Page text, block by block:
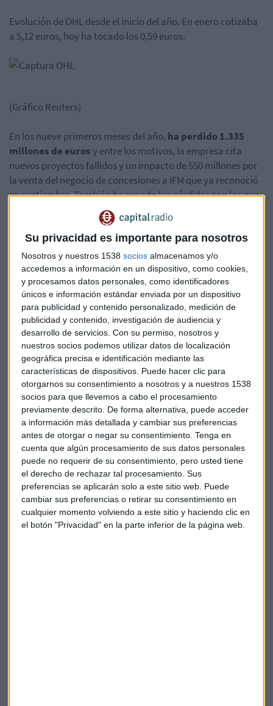
Su privacidad es importante para nosotros
Nosotros y nuestros 1538 socios almacenamos y/o
accedemos a información en un dispositivo, como cookies,
y procesamos datos personales, como identificadores
únicos e información estándar enviada por un dispositivo
para publicidad y contenido personalizado, medición de
publicidad y contenido, investigación de audiencia y
desarrollo de servicios. Con su permiso, nosotros y
nuestros socios podemos utilizar datos de localización
geográfica precisa e identificación mediante las
características de dispositivos. Puede hacer clic para
otorgarnos su consentimiento a nosotros y a nuestros 1538
socios para que llevemos a cabo el procesamiento
previamente descrito. De forma alternativa, puede acceder
a información más detallada y cambiar sus preferencias
antes de otorgar o negar su consentimiento. Tenga en
cuenta que algún procesamiento de sus datos personales
puede no requerir de su consentimiento, pero usted tiene
el derecho de rechazar tal procesamiento. Sus
preferencias se aplicarán solo a este sitio web. Puede
cambiar sus preferencias o retirar su consentimiento en
cualquier momento volviendo a este sitio y haciendo clic en
el botón "Privacidad" en la parte inferior de la página web.
Evolución de OHL desde el inicio del año. En enero cotizaba
a 5,12 euros, hoy ha tocado los 0,59 euros.
(Gráfico Reuters)
En los nueve primeros meses del año, ha perdido 1.335
millones de eurosy entre los motivos, la empresa cita
nuevos proyectos fallidos y un impacto de 550 millones por
la venta del negocio de concesiones a IFM que ya reconoció
en septiembre. También ha pesado las pérdidas con las que
vendió la participación que le quedaba en el complejo
turístico mexicano Mayakoba y otras provisiones por litigios
abiertos en diferentes obras.
Pero también es cierto que las ventas le han caído más de
un 14% y han sufrido los negocios de construcción con un
deterioro de casi un 15% y una bajada de la división
industrial de más de un 30%.
Los analistas consultados por Capital Radio destacan
también la cifra negativa del ebitda -467 millones de euros.
En el lado positivo, la reducción de la deuda como señala
Victoria Torre, directora de análisis de Selfbank:
Los analistas delBanco Sabadellcomentan la falta de
visibilidad y las dudas que ha generado en Construcción con
un riesgo elevado de mayores sobrecostes de lo previsto. A
ello se une una evolución de la caja muy por debajo de lo
esperado (en torno a -100 millones de euros en el tercer